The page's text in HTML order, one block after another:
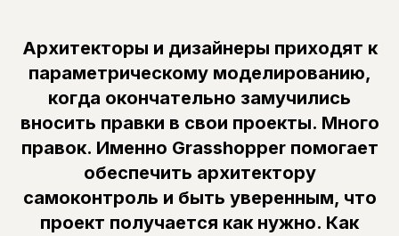
Архитекторы и дизайнеры приходят к
параметрическому моделированию,
когда окончательно замучились
вносить правки в свои проекты. Много
правок. Именно Grasshopper помогает
обеспечить архитектору
самоконтроль и быть уверенным, что
проект получается как нужно. Как